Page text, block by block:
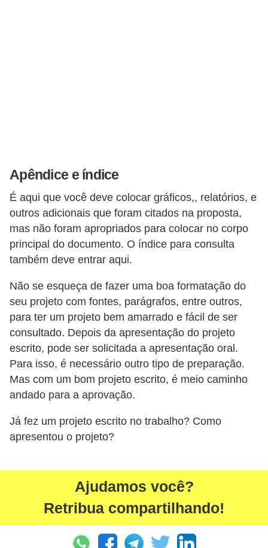
Apêndice e índice
É aqui que você deve colocar gráficos,, relatórios, e
outros adicionais que foram citados na proposta,
mas não foram apropriados para colocar no corpo
principal do documento. O índice para consulta
também deve entrar aqui.
Não se esqueça de fazer uma boa formatação do
seu projeto com fontes, parágrafos, entre outros,
para ter um projeto bem amarrado e fácil de ser
consultado. Depois da apresentação do projeto
escrito, pode ser solicitada a apresentação oral.
Para isso, é necessário outro tipo de preparação.
Mas com um bom projeto escrito, é meio caminho
andado para a aprovação.
Já fez um projeto escrito no trabalho? Como
apresentou o projeto?
Ajudamos você?
Retribua compartilhando!